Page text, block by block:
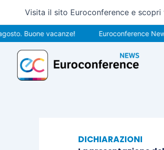
contenuto
Visita il sito Euroconference e
vacanze! Euroconference News
DICHIARAZIONI